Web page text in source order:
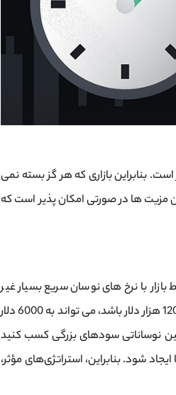
بنابراین بازاری که هر گز بسته نمی
مزیت ها در صورتی امکان پذیر است که
بازار با نرخ های نوسان سریع بسیار غیر
قابل پیش بینی است. به عنوان مثال اگر یک ارز دیجیتال در یک روز، 12000 هزار دلار باشد، می تواند به 6000 دلار
نوساناتی سودهای بزرگی کسب کنید
شود. بنابراین، استراتژی‌های مؤثر،